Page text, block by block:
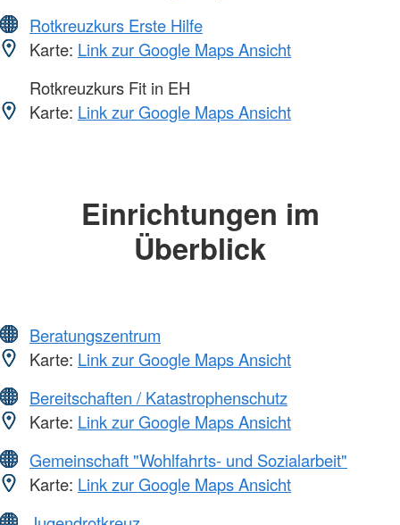
Rotkreuzkurs Erste Hilfe
Karte: Link zur Google Maps Ansicht
Rotkreuzkurs Fit in EH
Karte: Link zur Google Maps Ansicht
Einrichtungen im
Überblick
Beratungszentrum
Karte: Link zur Google Maps Ansicht
Bereitschaften / Katastrophenschutz
Karte: Link zur Google Maps Ansicht
Gemeinschaft "Wohlfahrts- und Sozialarbeit"
Karte: Link zur Google Maps Ansicht